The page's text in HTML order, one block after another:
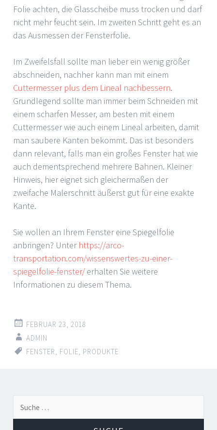
Folie achten, die Glasscheibe muss trocken und darf
nicht mehr feucht sein. Im zweiten Schritt geht es an
das Ausmessen der Fensterfolie.
Im Zweifelsfall sollte man lieber ein wenig größer
abschneiden, nachher kann man mit einem
Cuttermesser plus dem Lineal nachbessern.
Grundlegend sollte man immer beim Schneiden mit
einem scharfen Messer, am besten mit einem
Cuttermesser wie auch einem Lineal arbeiten, damit
man saubere Kanten bekommt. Das ist besonders
dann relevant, falls man ein großes Fenster hat wie
auch dementsprechend mehrere Bahnen. Kleiner
Hinweis, hier eignet sich gleichermaßen der
zweifache Malerschnitt äußerst gut für eine exakte
Kante.
Sie wollen an Ihrem Fenster eine Spiegelfolie
anbringen? Unter https://arco-
transportation.com/wissenswertes-zu-einer-
spiegelfolie-fenster/erhalten Sie weitere
Informationen zu diesem Thema.
FEBRUAR 23, 2018
ADMIN
FENSTER, FOLIE, PRODUKTE
Artikel-
Navigation